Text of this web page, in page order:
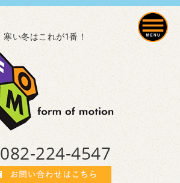
寒い冬はこれが1番！
082-224-4547